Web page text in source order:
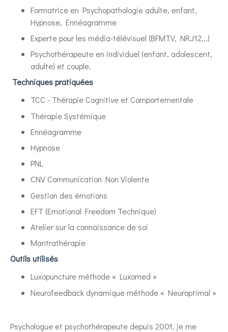
Formatrice en Psychopathologie adulte, enfant,
Hypnose, Ennéagramme
Experte pour les média-télévisuel (BFMTV, NRJ12,..)
Psychothérapeute en individuel (enfant, adolescent,
adulte) et couple.
Techniques pratiquées
TCC - Thérapie Cognitive et Comportementale
Thérapie Systémique
Ennéagramme
Hypnose
PNL
CNV Communication Non Violente
Gestion des émotions
EFT (Emotional Freedom Technique)
Atelier sur la connaissance de soi
Mantrathérapie
Outils utilisés
Luxopuncture méthode « Luxomed »
Neurofeedback dynamique méthode « Neuroptimal »
Psychologue et psychothérapeute depuis 2001, je me